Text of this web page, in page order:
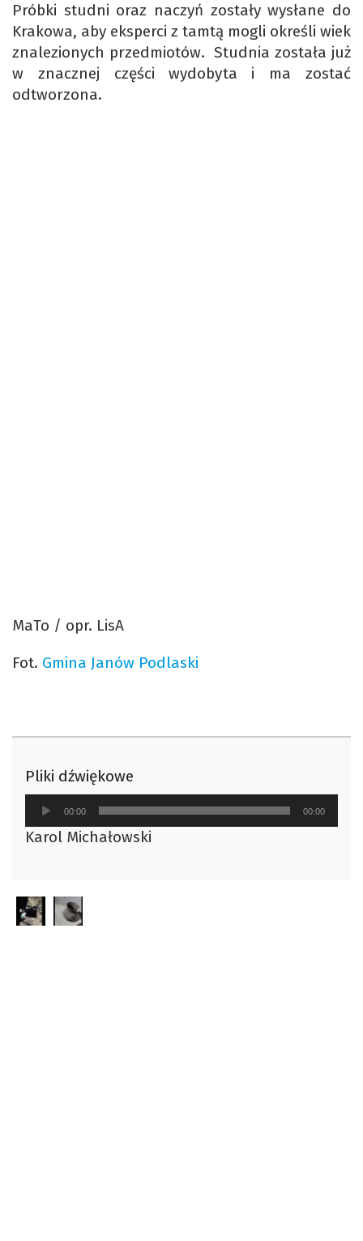
Próbki studni oraz naczyń zostały wysłane do
Krakowa, aby eksperci z tamtą mogli określi wiek
znalezionych przedmiotów. Studnia została już
w znacznej części wydobyta i ma zostać
odtworzona.
MaTo / opr. LisA
Fot. Gmina Janów Podlaski
Pliki dźwiękowe
Odtwarzacz
plików
dźwiękowych
00:00 00:00
Karol Michałowski